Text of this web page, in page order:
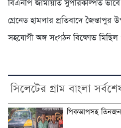
বিএনপি জামায়াত সুপরিকল্পিত ভাবে
গ্রেনেড হামলার প্রতিবাদে
সহযোগী অঙ্গ সংগঠন বিক্ষোভ
সিলেটের গ্রাম বাংলা
পিকআপসহ